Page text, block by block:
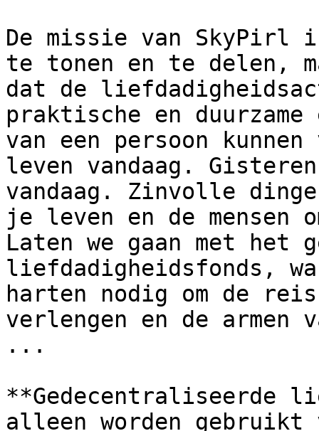
De missie van SkyPirl
te tonen en te delen,
dat de
praktische en
van een persoon
leven vandaag.
vandaag. Zinvolle
je leven en de mensen
Laten we gaan met het
liefdadigheidsfonds,
harten nodig om de
verlengen en de
...
**Gedecentraliseerde
alleen worden gebruikt